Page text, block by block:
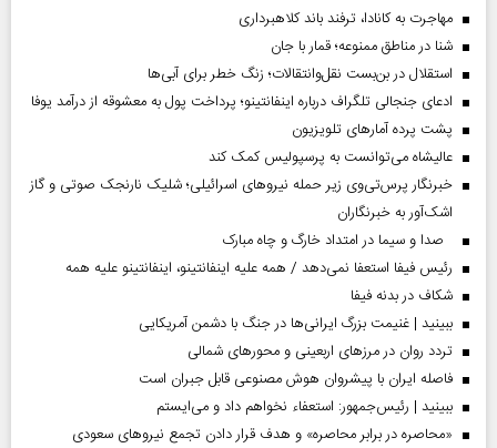
مهاجرت به کانادا، ترفند باند کلاهبرداری
شنا در مناطق ممنوعه؛ قمار با جان
استقلال در بن‌بست نقل‌وانتقالات؛ زنگ خطر برای آبی‌ها
ادعای جنجالی تلگراف درباره اینفانتینو؛ پرداخت پول به معشوقه از درآمد یوفا
پشت پرده آمارهای تلویزیون
عالیشاه می‌توانست به پرسپولیس کمک کند
خبرنگار پرس‌تی‌وی زیر حمله نیروهای اسرائیلی؛ شلیک نارنجک صوتی و گاز
اشک‌آور به خبرنگاران
صدا و سیما در امتداد خارگ و چاه مبارک
رئیس فیفا استعفا نمی‌دهد / همه علیه اینفانتینو، اینفانتینو علیه همه
شکاف در بدنه فیفا
ببینید | غنیمت بزرگ ایرانی‌ها در جنگ با دشمن آمریکایی
تردد روان در مرزهای اربعینی و محورهای شمالی
فاصله ایران با پیشرو‌ان هوش مصنوعی قابل جبران است
ببینید | رئیس‌جمهور: استعفاء نخواهم داد و می‌ایستم
«محاصره در برابر محاصره» و هدف قرار دادن تجمع نیروهای سعودی